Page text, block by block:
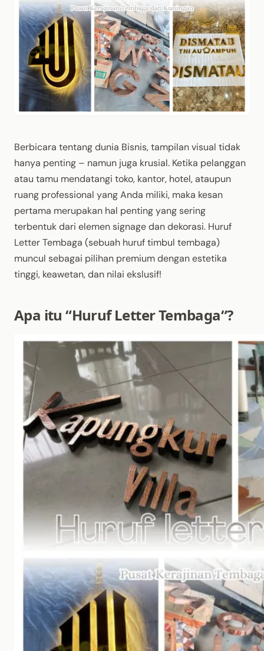
Berbicara tentangdunia Bisnis,tampilanvisual tidak
hanya penting – namun juga krusial. Ketika pelanggan
atau tamu mendatangi toko, kantor, hotel,ataupun
ruang professional yangAnda miliki, maka kesan
pertama merupakan hal pentingyangsering
terbentukdari elemensignage dandekorasi. Huruf
LetterTembaga (sebuah huruftimbul tembaga)
muncul sebagai pilihan premiumdenganestetika
tinggi, keawetan, dan nilai ekslusif!
Apa itu “HurufLetterTembaga“?